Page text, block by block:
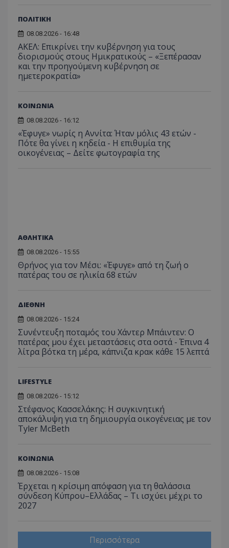
ΠΟΛΙΤΙΚΗ
08.08.2026 - 16:48
ΑΚΕΛ: Επικρίνει την κυβέρνηση για τους
διορισμούς στους Ημικρατικούς – «Ξεπέρασαν
και την προηγούμενη κυβέρνηση σε
ημετεροκρατία»
ΚΟΙΝΩΝΙΑ
08.08.2026 - 16:12
«Έφυγε» νωρίς η Αννίτα: Ήταν μόλις 43 ετών -
Πότε θα γίνει η κηδεία - Η επιθυμία της
οικογένειας – Δείτε φωτογραφία της
ΑΘΛΗΤΙΚΑ
08.08.2026 - 15:55
Θρήνος για τον Μέσι: «Έφυγε» από τη ζωή ο
πατέρας του σε ηλικία 68 ετών
ΔΙΕΘΝΗ
08.08.2026 - 15:24
Συνέντευξη ποταμός του Χάντερ Μπάιντεν: Ο
πατέρας μου έχει μεταστάσεις στα οστά - Έπινα 4
λίτρα βότκα τη μέρα, κάπνιζα κρακ κάθε 15 λεπτά
LIFESTYLE
08.08.2026 - 15:12
Στέφανος Κασσελάκης: Η συγκινητική
αποκάλυψη για τη δηµιουργία οικογένειας με τον
Tyler McBeth
ΚΟΙΝΩΝΙΑ
08.08.2026 - 15:08
Έρχεται η κρίσιμη απόφαση για τη θαλάσσια
σύνδεση Κύπρου–Ελλάδας – Τι ισχύει μέχρι το
2027
Περισσότερα